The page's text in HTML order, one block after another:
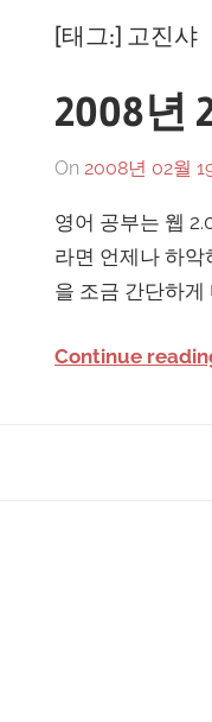
[태그:] 고진샤
2008년
On 2008년 02월
영어 공부는 웹
라면 언제나 하
을 조금 간단하게
Continue